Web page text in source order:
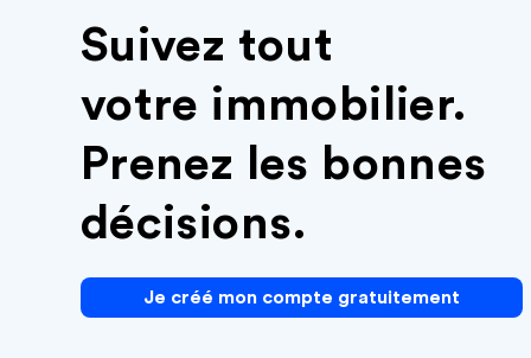
Suivez tout
votre immobilier.
Prenez les bonnes
décisions.
Je créé mon compte gratuitement